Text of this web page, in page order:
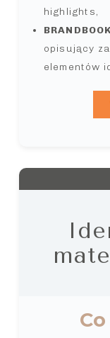
highlights,
BRANDBOOK
opisujący
elementów